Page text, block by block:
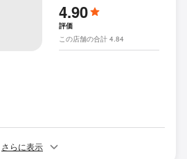
4.90
評価
この店舗の合計 4.84
さらに表示